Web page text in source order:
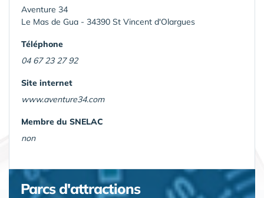
Aventure 34
Le Mas de Gua - 34390 St Vincent d'Olargues
Téléphone
04 67 23 27 92
Site internet
www.aventure34.com
Membre du SNELAC
non
Parcs d'attractions